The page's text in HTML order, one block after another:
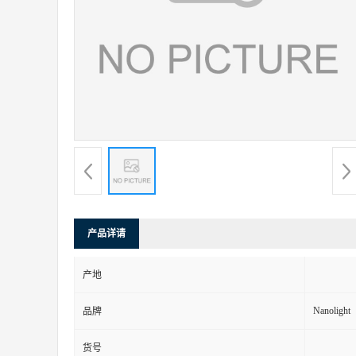
产品详请
产地
品牌 Nanolight
货号